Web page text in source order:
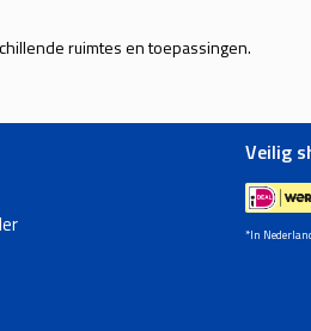
ruimtes en toepassingen.
Veilig
*In